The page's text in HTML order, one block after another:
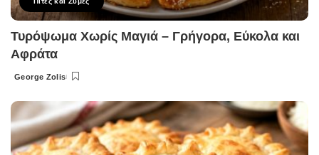
Τυρόψωμα Χωρίς Μαγιά – Γρήγορα, Εύκολα και
Αφράτα
Posted
George Zolis